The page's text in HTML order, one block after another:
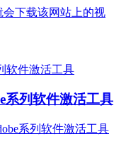
下载该网站上的视
系列软件激活工具
系列软件激活工具